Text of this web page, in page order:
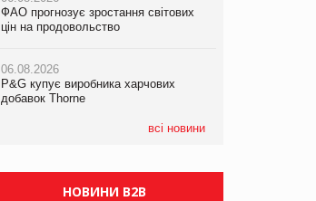
ФАО прогнозує зростання світових
цін на продовольство
06.08.2026
P&G купує виробника харчових
добавок Thorne
всі новини
ФАО прогнозує зростання світових
цін на продовольство
06.08.2026
P&G купує виробника харчових
добавок Thorne
ФАО прогнозує зростання світових
цін на продовольство
06.08.2026
P&G купує виробника харчових
добавок Thorne
НОВИНИ B2B